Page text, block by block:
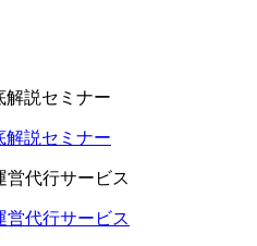
解説セミナー
営代行サービス